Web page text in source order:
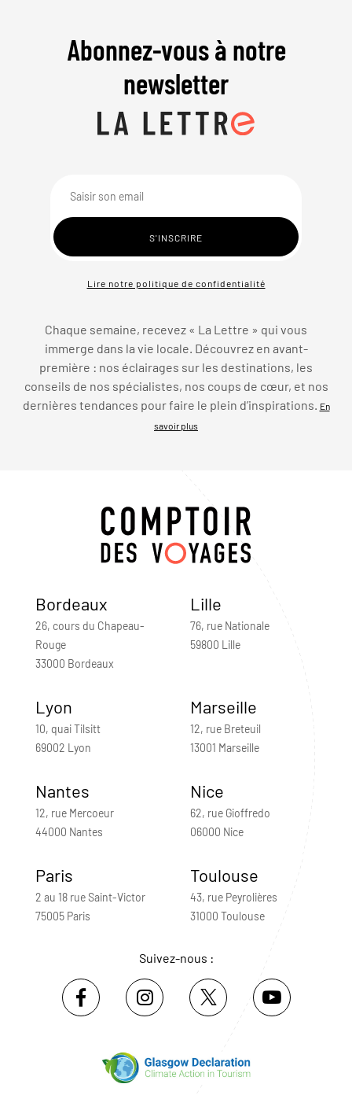
Abonnez-vous à notre
newsletter
Lire notre politique de confidentialité
Chaque semaine, recevez « La Lettre » qui vous
immerge dans la vie locale. Découvrez en avant-
première : nos éclairages sur les destinations, les
conseils de nos spécialistes, nos coups de cœur, et nos
dernières tendances pour faire le plein d’inspirations. En
savoir plus
Bordeaux
26, cours du Chapeau-
Rouge
33000 Bordeaux
Lille
76, rue Nationale
59800 Lille
Lyon
10, quai Tilsitt
69002 Lyon
Marseille
12, rue Breteuil
13001 Marseille
Nantes
12, rue Mercoeur
44000 Nantes
Nice
62, rue Gioffredo
06000 Nice
Paris
2 au 18 rue Saint-Victor
75005 Paris
Toulouse
43, rue Peyrolières
31000 Toulouse
Suivez-nous :